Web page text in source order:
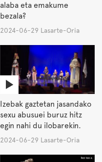
alaba eta emakume
bezala?
2024-06-29 Lasarte-Oria
Izebak gaztetan jasandako
sexu abusuei buruz hitz
egin nahi du ilobarekin.
2024-06-29 Lasarte-Oria